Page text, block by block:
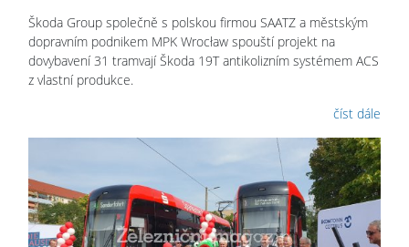
Škoda Group společně s polskou firmou SAATZ a městským
dopravním podnikem MPK Wrocław spouští projekt na
dovybavení 31 tramvají Škoda 19T antikolizním systémem ACS
z vlastní produkce.
číst dále